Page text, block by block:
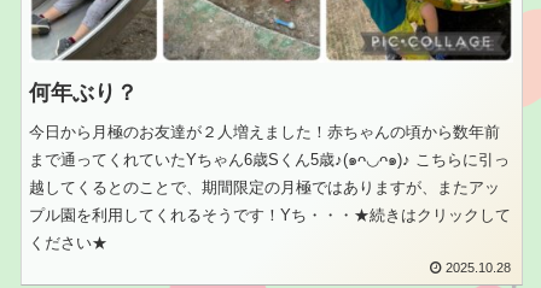
何年ぶり？
今日から月極のお友達が２人増えました！赤ちゃんの頃から数年前
まで通ってくれていたYちゃん6歳Sくん5歳♪(๑ᴖ◡ᴖ๑)♪ こちらに引っ
越してくるとのことで、期間限定の月極ではありますが、またアッ
プル園を利用してくれるそうです！Yち・・・★続きはクリックして
ください★
2025.10.28